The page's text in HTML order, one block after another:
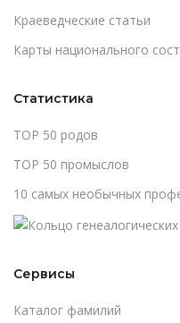
Краеведческие статьи
Карты национального
Статистика
TOP 50 родов
TOP 50 промыслов
10 самых необычных
Сервисы
Каталог фамилий